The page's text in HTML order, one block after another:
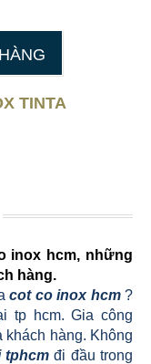
TINTA
inox hcm, những
hàng.
cot co inox hcm?
tp hcm. Gia công
khách hàng. Không
tphcm đi đầu trong